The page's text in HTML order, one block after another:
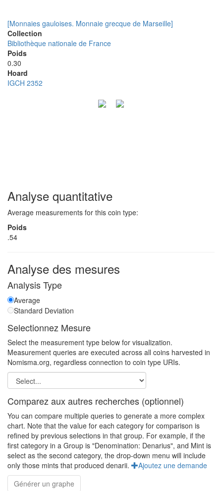
[Monnaies gauloises. Monnaie grecque de Marseille]
Collection
Bibliothèque nationale de France
Poids
0.30
Hoard
IGCH 2352
Analyse quantitative
Average measurements for this coin type:
Poids
.54
Analyse des mesures
Analysis Type
Average
Standard Deviation
Selectionnez Mesure
Select the measurement type below for visualization.
Measurement queries are executed across all coins harvested in
Nomisma.org, regardless connection to coin type URIs.
Comparez aux autres recherches (optionnel)
You can compare multiple queries to generate a more complex
chart. Note that the value for each category for comparison is
refined by previous selections in that group. For example, if the
first category in a Group is "Denomination: Denarius", and Mint is
select as the second category, the drop-down menu will include
only those mints that produced denarii.
Ajoutez une demande